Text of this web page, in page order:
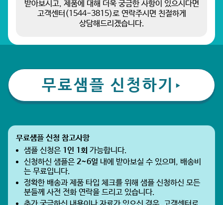
받아보시고, 제품에 대해 더욱 궁금한 사항이 있으시다면
고객센터(1544-3815)로 연락주시면 친절하게
상담해드리겠습니다.
무료샘플 신청하기 ▶
무료샘플 신청 참고사항
샘플 신청은 1인 1회 가능합니다.
신청하신 샘플은 2~6일 내에 받아보실 수 있으며, 배송비
는 무료입니다.
정확한 배송과 제품 타입 체크를 위해 샘플 신청하신 모든
분들께 사전 전화 연락을 드리고 있습니다.